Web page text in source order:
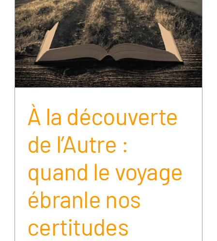
À la découverte
de l’Autre :
quand le voyage
ébranle nos
certitudes